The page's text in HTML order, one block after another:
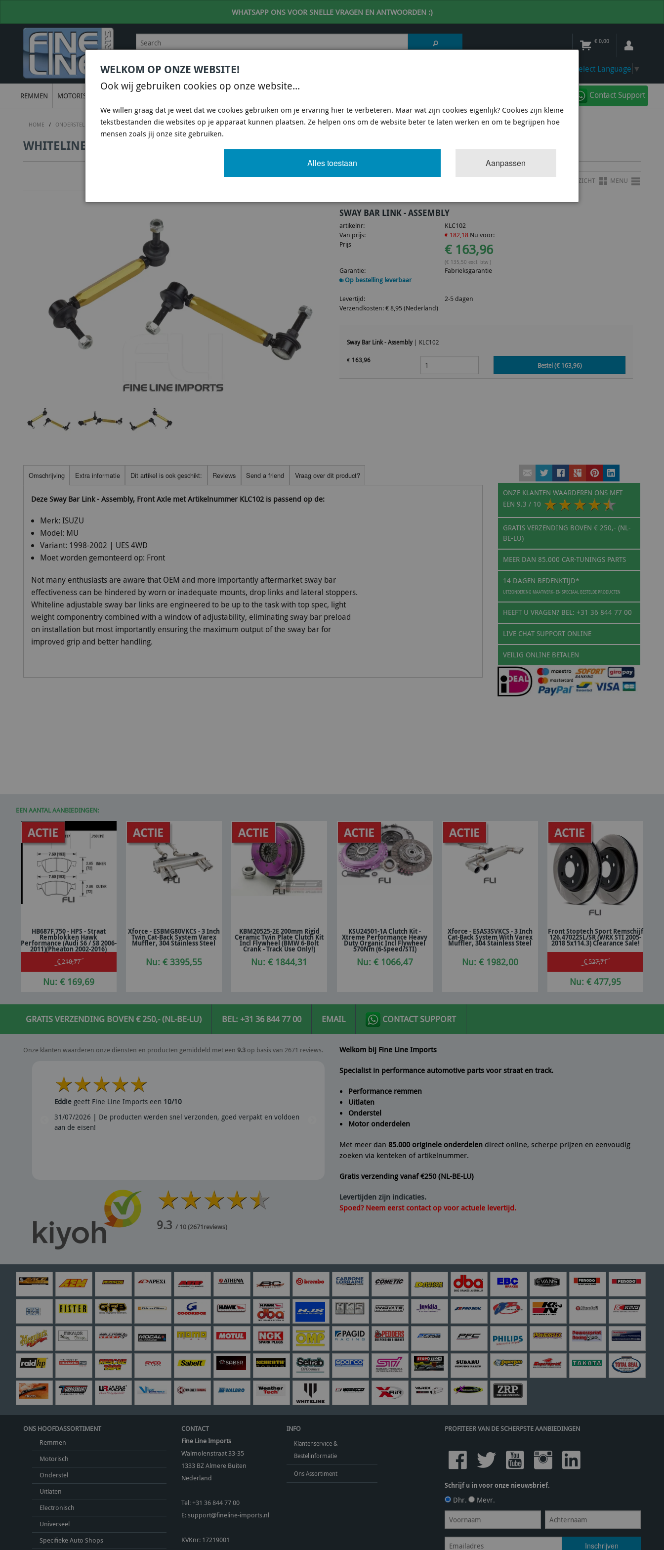
WHATSAPP ONS VOOR SNELLE VRAGEN EN ANTWOORDEN :)
€ 0,00
BEL +31 36 844 77 00VOOR DESKUNDIG ADVIES Select Language ▼
REMMEN MOTORISCH Contact Support
HOME / ONDERSTEL WHITELINE SUSPENSION & CHASSIS / WHITELINE KLC102 - SWAY BAR LINK - ASSEMBLY
WHITELINE KLC102 - SWAY BAR LINK - ASSEMBLY
Artikel918 van 3503 OVERZICHT MENU
SWAY BAR LINK - ASSEMBLY
artikelnr:
KLC102
Van prijs:
€ 182,18 Nu voor:
Prijs
€ 163,96
(€ 135,50 excl. btw )
Garantie:
Fabrieksgarantie
Op bestelling leverbaar
Levertijd:
2-5 dagen
Verzendkosten: € 8,95 (Nederland)
Sway Bar Link - Assembly | KLC102
€ 163,96
Bestel (€ 163,96)
ONZE KLANTEN WAARDEREN ONS MET
EEN 9.3 / 10
GRATIS VERZENDING BOVEN € 250,- (NL-
BE-LU)
MEER DAN 85.000 CAR-TUNINGS PARTS
14 DAGEN BEDENKTIJD*
UITZONDERING MAATWERK- EN SPECIAAL BESTELDE PRODUCTEN
HEEFT U VRAGEN? BEL: +31 36 844 77 00
LIVE CHAT SUPPORT ONLINE
VEILIG ONLINE BETALEN
Omschrijving Extra informatie Dit artikel is ook geschikt: Reviews Send a friend Vraag over dit product?
Deze Sway Bar Link - Assembly, Front Axle met Artikelnummer KLC102 is passend op de:
Merk: ISUZU
Model: MU
Variant: 1998-2002 | UES 4WD
Moet worden gemonteerd op: Front
Not many enthusiasts are aware that OEM and more importantly aftermarket sway bar
effectiveness can be hindered by worn or inadequate mounts, drop links and lateral stoppers.
Whiteline adjustable sway bar links are engineered to be up to the task with top spec, light
weight componentry combined with a window of adjustability, eliminating sway bar preload
on installation but most importantly ensuring the maximum output of the sway bar for
improved grip and better handling.
EEN AANTAL AANBIEDINGEN:
In winkelwagen
HB687F.750 - HPS - Straat
Remblokken Hawk
Performance (Audi S6 / S8 2006-
2011)(Pheaton 2002-2016)
€ 210,77
Nu: € 169,69
In winkelwagen
Xforce - ESBMG80VKCS - 3 Inch
Twin Cat-Back System Varex
Muffler, 304 Stainless Steel
Nu: € 3395,55
In winkelwagen
KBM20525-2E 200mm Rigid
Ceramic Twin Plate Clutch Kit
Incl Flywheel (BMW 6-Bolt
Crank - Track Use Only!)
Nu: € 1844,31
In winkelwagen
KSU24501-1A Clutch Kit -
Xtreme Performance Heavy
Duty Organic Incl Flywheel
570Nm (6-Speed/STI)
Nu: € 1066,47
In winkelwagen
Xforce - ESAS3SVKCS - 3 Inch
Cat-Back System With Varex
Muffler, 304 Stainless Steel
Nu: € 1982,00
In winkelwagen
Front Stoptech Sport Remschijf
126.47022SL/SR (WRX STI 2005-
2018 5x114.3) Clearance Sale!
€ 527,71
Nu: € 477,95
GRATIS VERZENDING BOVEN € 250,- (NL-BE-LU) BEL: +31 36 844 77 00 EMAIL CONTACT SUPPORT
Onze klanten waarderen onze diensten en producten gemiddeld met een 9.3 op basis van 2671 reviews.
Eddiegeeft Fine Line Imports een 10/10
31/07/2026 | De producten werden snel verzonden, goed verpakt en voldoen
aan de eisen!
Petergeeft Fine Line Imports een
28/07/2026 | Snel verzonden en artikel helemaal volgens de beschrijving. Een
aanrader dus.
9.3/ 10(2671reviews)
Welkom bij Fine Line Imports
Specialist in performance automotive parts voor straat en track.
Performance remmen
Uitlaten
Onderstel
Motor onderdelen
Met meer dan 85.000 originele onderdelen direct online, scherpe prijzen en eenvoudig
zoeken via kenteken of artikelnummer.
Gratis verzending vanaf €250 (NL-BE-LU)
Levertijden zijn indicaties.
Spoed? Neem eerst contact op voor actuele levertijd.
ONS HOOFDASSORTIMENT
Remmen
Motorisch
Onderstel
Uitlaten
Electronisch
Universeel
Specifieke Auto Shops
CONTACT
Fine Line Imports
Walmolenstraat 33-35
1333 BZAlmere Buiten
Nederland
Tel:+31 36 844 77 00
E:support@fineline-imports.nl
KVKnr: 17219001
INFO
Klantenservice &
Bestelinformatie
Ons Assortiment
PROFITEER VAN DE SCHERPSTE AANBIEDINGEN
Schrijf u in voor onze nieuwsbrief.
Dhr. Mevr.
WELKOM OP ONZE WEBSITE!
Ook wij gebruiken cookies op onze website...
We willen graag dat je weet dat we cookies gebruiken om je ervaring hier te verbeteren. Maar wat zijn cookies eigenlijk? Cookies zijn kleine
tekstbestanden die websites op je apparaat kunnen plaatsen. Ze helpen ons om de website beter te laten werken en om te begrijpen hoe
mensen zoals jij onze site gebruiken.
Aanpassen
Alles toestaan